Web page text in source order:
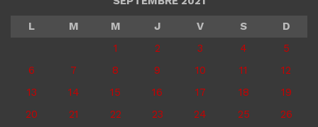
L
M M J V S
D
1
2 3 4
5
6
7 8 9 10 11
12
13
14 15 16 17 18
19
20
21 22 23 24 25
26